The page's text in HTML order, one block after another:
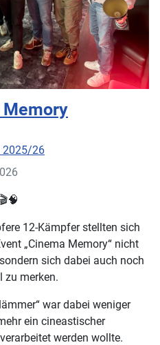
Memory
2025/26
12-Kämpfer stellten sich
„Cinema Memory“ nicht
sich dabei auch noch
zu merken.
war dabei weniger
ein cineastischer
werden wollte.